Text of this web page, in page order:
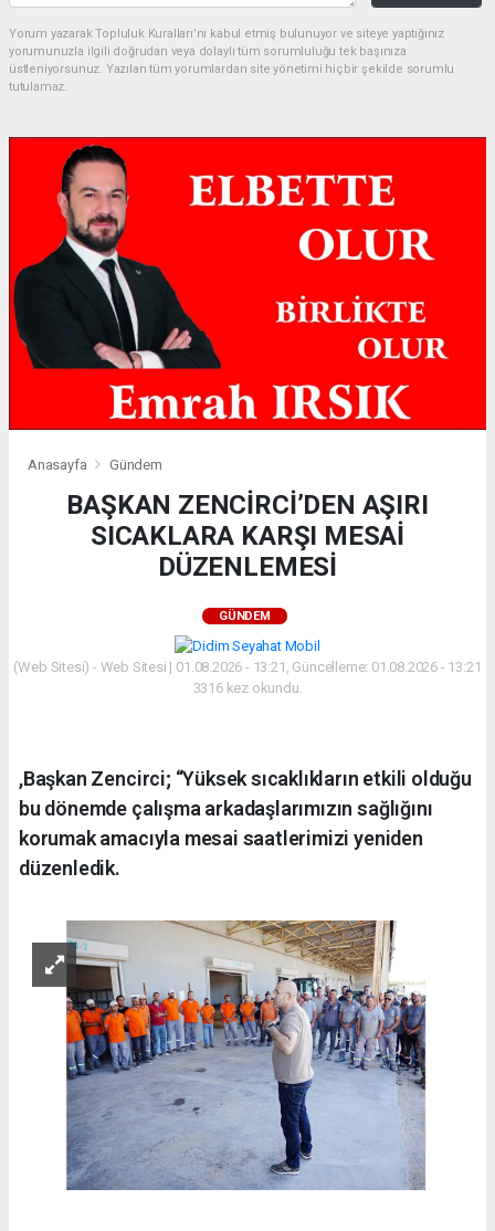
Yorum yazarak Topluluk Kuralları’nı kabul etmiş bulunuyor ve siteye yaptığınız
yorumunuzla ilgili doğrudan veya dolaylı tüm sorumluluğu tek başınıza
üstleniyorsunuz. Yazılan tüm yorumlardan site yönetimi hiçbir şekilde sorumlu
tutulamaz.
Anasayfa Gündem
BAŞKAN ZENCİRCİ’DEN AŞIRI
SICAKLARA KARŞI MESAİ
DÜZENLEMESİ
GÜNDEM
(Web Sitesi) - Web Sitesi | 01.08.2026 - 13:21, Güncelleme: 01.08.2026 - 13:21
3316 kez okundu.
,Başkan Zencirci; “Yüksek sıcaklıkların etkili olduğu
bu dönemde çalışma arkadaşlarımızın sağlığını
korumak amacıyla mesai saatlerimizi yeniden
düzenledik.